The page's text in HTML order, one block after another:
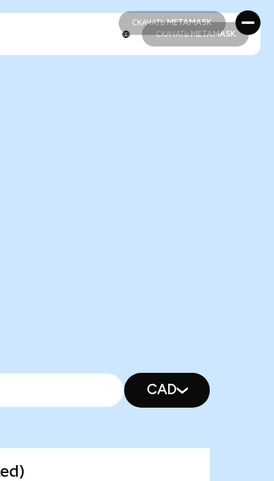
СКАЧАТЬ METAMASK
СКАЧАТЬ METAMASK
СКАЧАТЬ METAMASK
CAD